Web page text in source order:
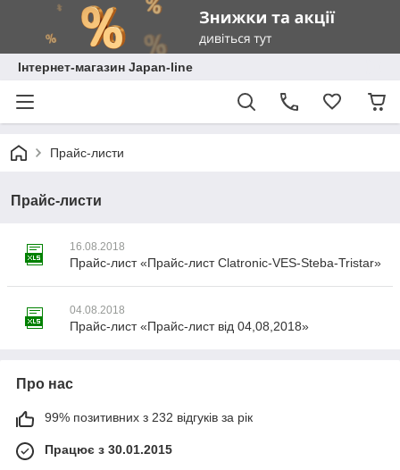
Інтернет-магазин Japan-line
Прайс-листи
Прайс-листи
16.08.2018
Прайс-лист «Прайс-лист Clatronic-VES-Steba-Tristar»
04.08.2018
Прайс-лист «Прайс-лист від 04,08,2018»
Про нас
99% позитивних з 232 відгуків за рік
Працює з 30.01.2015